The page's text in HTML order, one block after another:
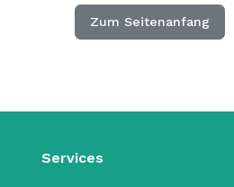
Zum Seitenanfang
Services